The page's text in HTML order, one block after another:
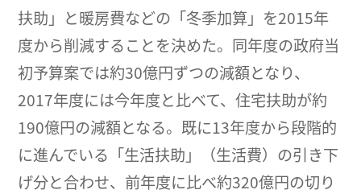
扶助」と暖房費などの「冬季加算」を2015年
度から削減することを決めた。同年度の政府当
初予算案では約30億円ずつの減額となり、
2017年度には今年度と比べて、住宅扶助が約
190億円の減額となる。既に13年度から段階的
に進んでいる「生活扶助」（生活費）の引き下
げ分と合わせ、前年度に比べ約320億円の切り